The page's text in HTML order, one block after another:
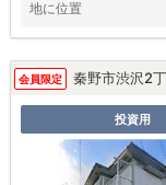
地に位置
会員限定 秦野市渋沢2
投資用